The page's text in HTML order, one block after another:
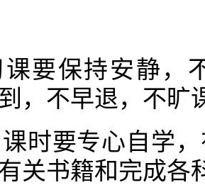
课要保持安静，
，不早退，不旷
时要专心自学
关书籍和完成各